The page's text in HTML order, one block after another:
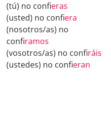
(tú) no confieras
(usted) no confiera
(nosotros/as) no
confiramos
(vosotros/as) no confiráis
(ustedes) no confieran